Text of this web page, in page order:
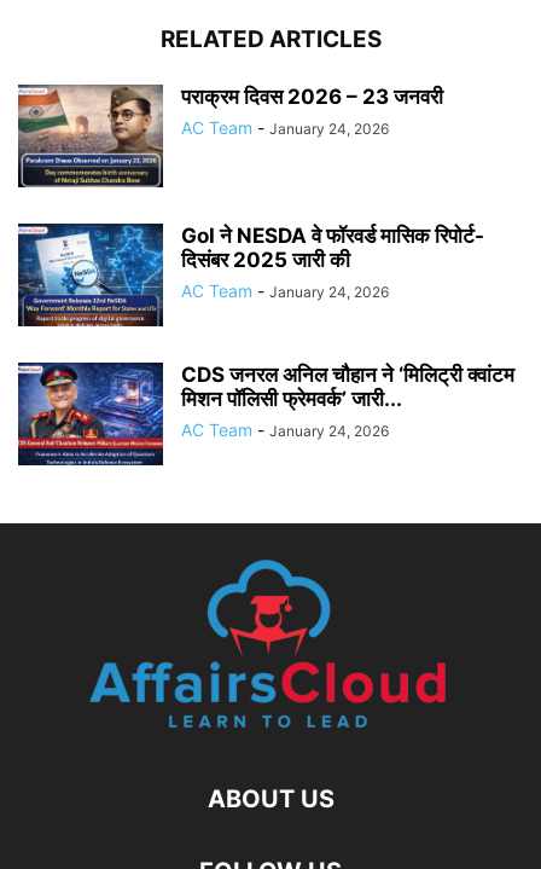
RELATED ARTICLES
पराक्रम दिवस 2026 – 23 जनवरी
AC Team - January 24, 2026
GoI ने NESDA वे फॉरवर्ड मासिक रिपोर्ट-
दिसंबर 2025 जारी की
AC Team - January 24, 2026
CDS जनरल अनिल चौहान ने ‘मिलिट्री क्वांटम
मिशन पॉलिसी फ्रेमवर्क’ जारी...
AC Team - January 24, 2026
ABOUT US